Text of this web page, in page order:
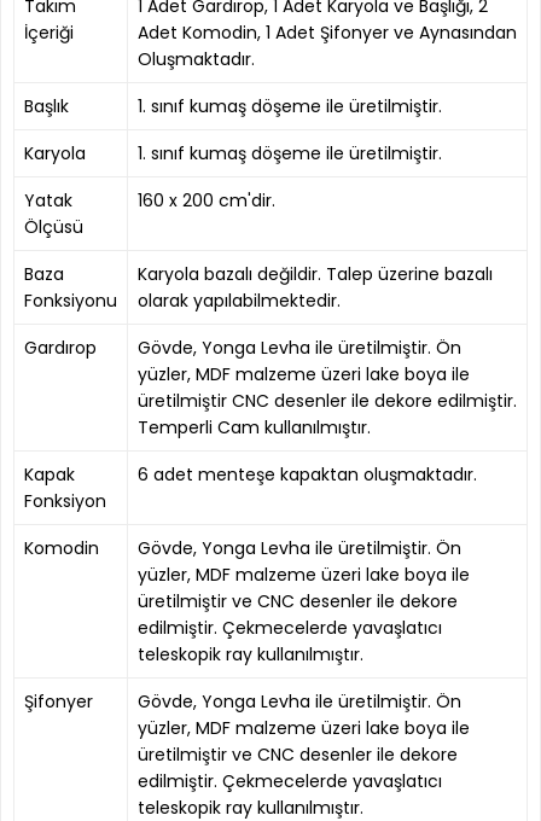
Takım
İçeriği
1 Adet Gardırop, 1 Adet Karyola ve Başlığı, 2
Adet Komodin, 1 Adet Şifonyer ve Aynasından
Oluşmaktadır.
Başlık
1. sınıf kumaş döşeme ile üretilmiştir.
Karyola
1. sınıf kumaş döşeme ile üretilmiştir.
Yatak
Ölçüsü
160 x 200 cm'dir.
Baza
Fonksiyonu
Karyola bazalı değildir. Talep üzerine bazalı
olarak yapılabilmektedir.
Gardırop
Gövde, Yonga Levha ile üretilmiştir. Ön
yüzler, MDF malzeme üzeri lake boya ile
üretilmiştir CNC desenler ile dekore edilmiştir.
Temperli Cam kullanılmıştır.
Kapak
Fonksiyon
6 adet menteşe kapaktan oluşmaktadır.
Komodin
Gövde, Yonga Levha ile üretilmiştir. Ön
yüzler, MDF malzeme üzeri lake boya ile
üretilmiştir ve CNC desenler ile dekore
edilmiştir. Çekmecelerde yavaşlatıcı
teleskopik ray kullanılmıştır.
Şifonyer
Gövde, Yonga Levha ile üretilmiştir. Ön
yüzler, MDF malzeme üzeri lake boya ile
üretilmiştir ve CNC desenler ile dekore
edilmiştir. Çekmecelerde yavaşlatıcı
teleskopik ray kullanılmıştır.